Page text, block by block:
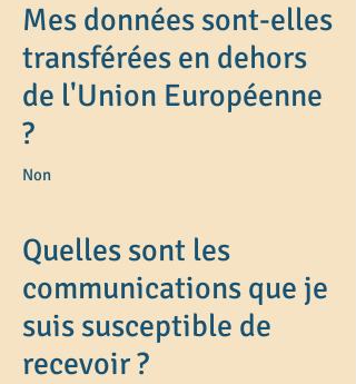
Mes données sont-elles
transférées en dehors
de l'Union Européenne
?
Non
Quelles sont les
communications que je
suis susceptible de
recevoir ?